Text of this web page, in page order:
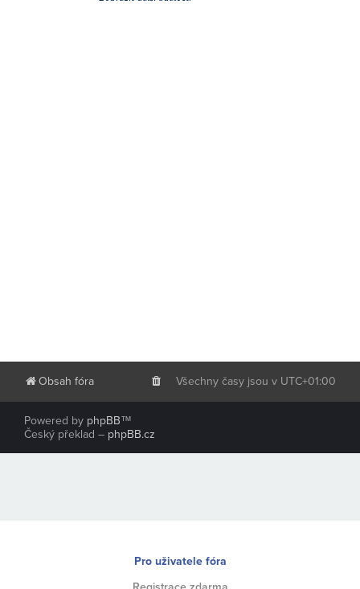
Obsah fóra Všechny časy jsou v UTC+01:00
Powered by phpBB™
Český překlad – phpBB.cz
Pro uživatele fóra